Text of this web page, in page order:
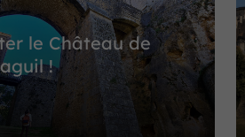
le Château de
!